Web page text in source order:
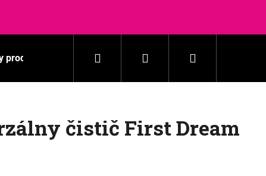
produkty Pranie Domácnosť
Hľadať PrihlásenieNákupný
čistič First Dream